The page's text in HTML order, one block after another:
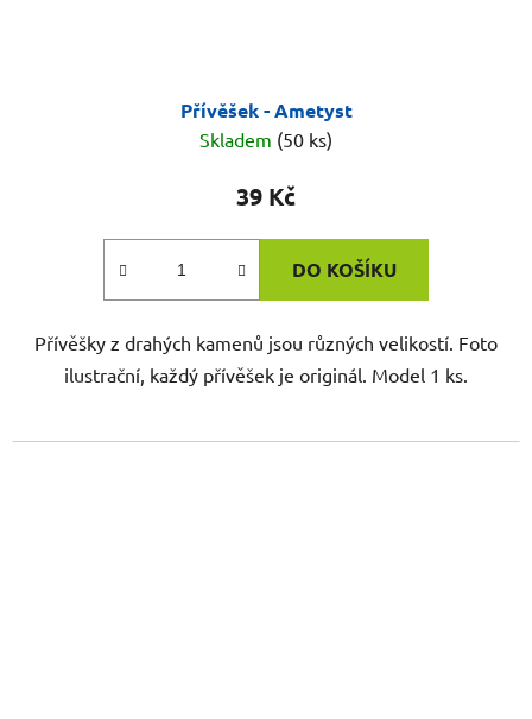
Přívěšek - Ametyst
Skladem (50 ks)
39 Kč
DO KOŠÍKU
Přívěšky z drahých kamenů jsou různých velikostí. Foto
ilustrační, každý přívěšek je originál. Model 1 ks.